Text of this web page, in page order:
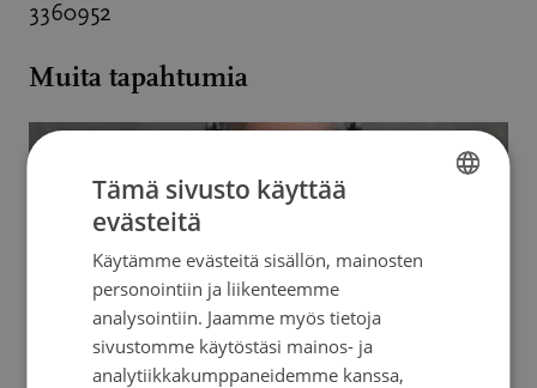
3360952
Muita tapahtumia
FINNISH
Tämä sivusto käyttää
evästeitä
Käytämme evästeitä sisällön, mainosten
personointiin ja liikenteemme
analysointiin. Jaamme myös tietoja
sivustomme käytöstäsi mainos- ja
analytiikkakumppaneidemme kanssa,